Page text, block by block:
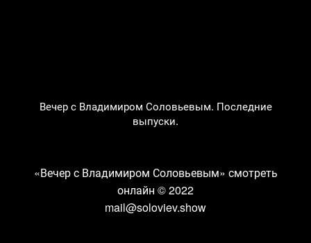
Вечер с Владимиром Соловьевым. Последние
выпуски.
«Вечер с Владимиром Соловьевым» смотреть
онлайн © 2022
mail@soloviev.show